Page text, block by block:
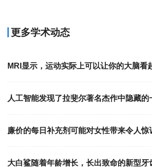
更多学术动态
MRI显示，运动实际上可以让你的大脑看
人工智能发现了拉斐尔著名杰作中隐藏的
廉价的每日补充剂可能对女性带来令人惊
大白鲨随着年龄增长，长出致命的新型牙